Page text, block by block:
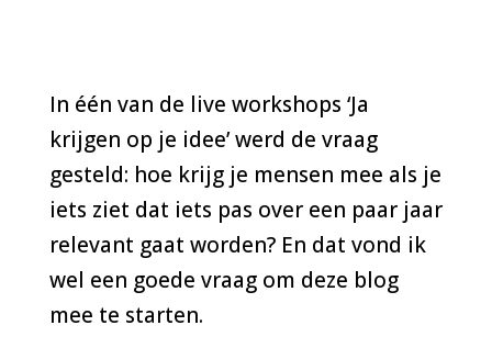
In één van de live workshops ‘Ja
krijgen op je idee’ werd de vraag
gesteld: hoe krijg je mensen mee als je
iets ziet dat iets pas over een paar jaar
relevant gaat worden? En dat vond ik
wel een goede vraag om deze blog
mee te starten.